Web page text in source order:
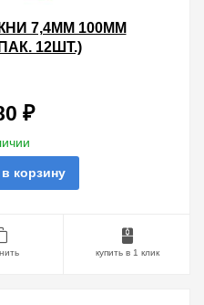
7,4ММ 100ММ
12ШТ.)
₽
корзину
купить в 1 клик